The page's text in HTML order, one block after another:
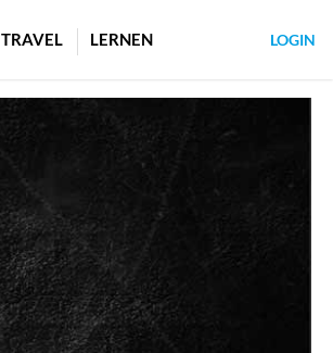
TRAVEL LERNEN LOGIN